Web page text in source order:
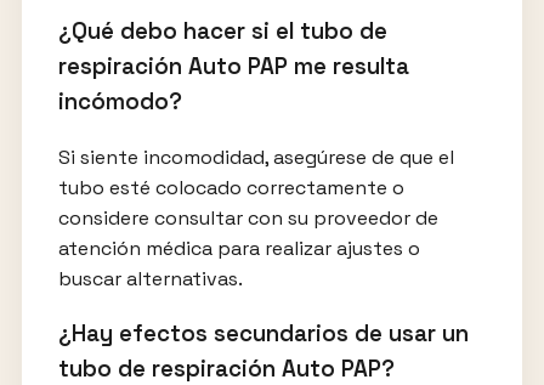
¿Qué debo hacer si el tubo de
respiración Auto PAP me resulta
incómodo?
Si siente incomodidad, asegúrese de que el
tubo esté colocado correctamente o
considere consultar con su proveedor de
atención médica para realizar ajustes o
buscar alternativas.
¿Hay efectos secundarios de usar un
tubo de respiración Auto PAP?